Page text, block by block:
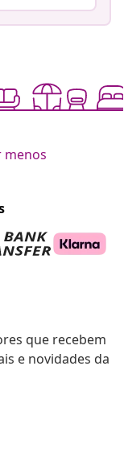
menos
que recebem
e novidades da